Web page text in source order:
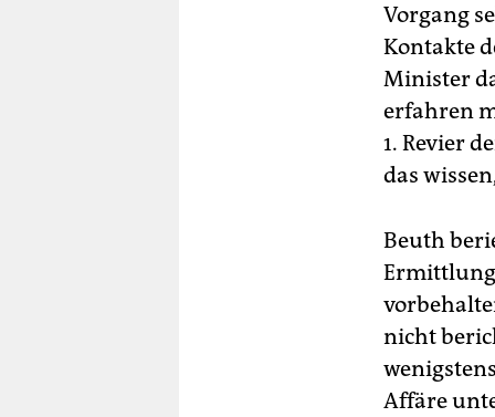
Vorgang
Kontakte
Minister
erfahren
1. Revier
das
Beuth
nicht
Affäre